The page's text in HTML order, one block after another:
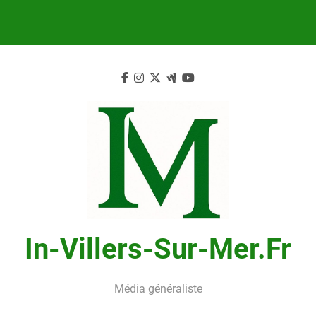
In-Villers-Sur-Mer.fr
Média généraliste